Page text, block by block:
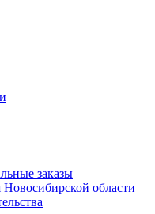
заказы
области